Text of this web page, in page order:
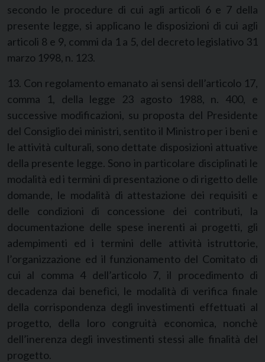
secondo le procedure di cui agli articoli 6 e 7 della
presente legge, si applicano le disposizioni di cui agli
articoli 8 e 9, commi da 1 a 5, del decreto legislativo 31
marzo 1998, n. 123.
13. Con regolamento emanato ai sensi dell’articolo 17,
comma 1, della legge 23 agosto 1988, n. 400, e
successive modificazioni, su proposta del Presidente
del Consiglio dei ministri, sentito il Ministro per i beni e
le attività culturali, sono dettate disposizioni attuative
della presente legge. Sono in particolare disciplinati le
modalità ed i termini di presentazione o di rigetto delle
domande, le modalità di attestazione dei requisiti e
delle condizioni di concessione dei contributi, la
documentazione delle spese inerenti ai progetti, gli
adempimenti ed i termini delle attività istruttorie,
l’organizzazione ed il funzionamento del Comitato di
cui al comma 4 dell’articolo 7, il procedimento di
decadenza dai benefìci, le modalità di verifica finale
della corrispondenza degli investimenti effettuati al
progetto, della loro congruità economica, nonchè
dell’inerenza degli investimenti stessi alle finalità del
progetto.